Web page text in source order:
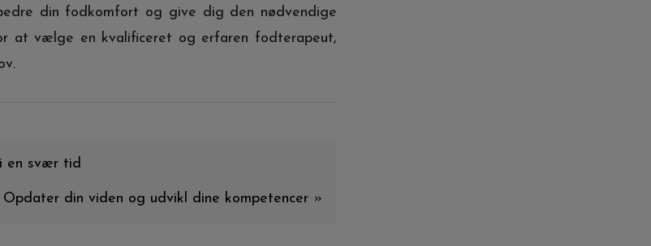
din fodkomfort og give dig den nødvendige
at vælge en kvalificeret og erfaren fodterapeut,
en svær tid
din viden og udvikl dine kompetencer »